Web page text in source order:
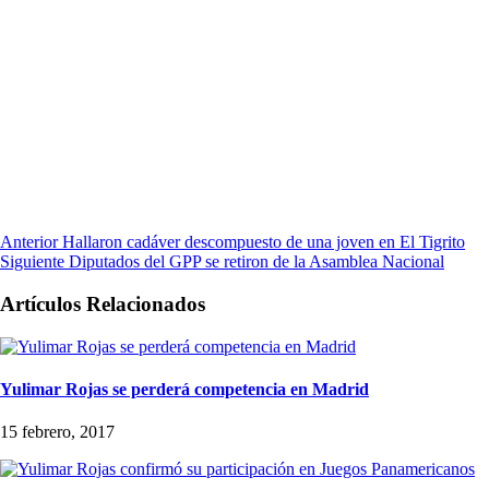
Anterior Hallaron cadáver descompuesto de una joven en El Tigrito
Siguiente Diputados del GPP se retiron de la Asamblea Nacional
Artículos Relacionados
Yulimar Rojas se perderá competencia en Madrid
15 febrero, 2017